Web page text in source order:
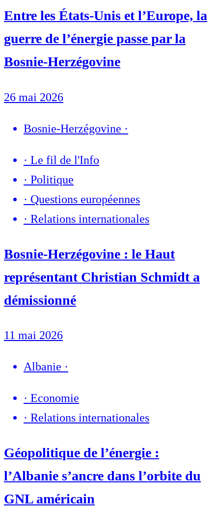
Entre les États-Unis et l’Europe, la
guerre de l’énergie passe par la
Bosnie-Herzégovine
26 mai 2026
Bosnie-Herzégovine ·
· Le fil de l'Info
· Politique
· Questions européennes
· Relations internationales
Bosnie-Herzégovine : le Haut
représentant Christian Schmidt a
démissionné
11 mai 2026
Albanie ·
· Economie
· Relations internationales
Géopolitique de l’énergie :
l’Albanie s’ancre dans l’orbite du
GNL américain